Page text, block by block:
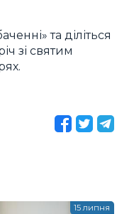
та діліться
зі святим
15 липня